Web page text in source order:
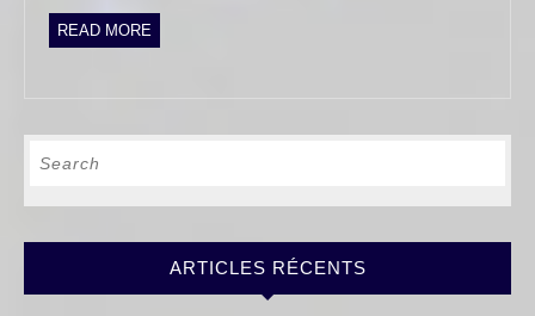
READ MORE
ARTICLES RÉCENTS